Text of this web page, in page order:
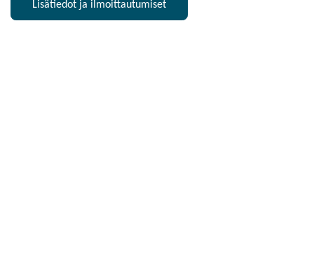
Lisätiedot ja ilmoittautumiset